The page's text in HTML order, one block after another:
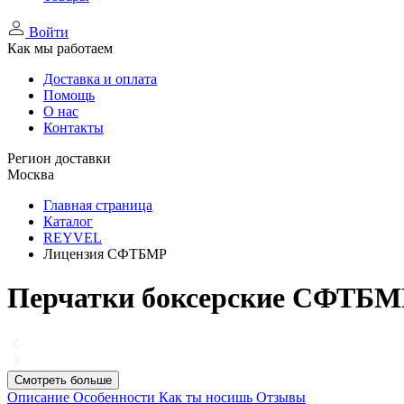
Войти
Как мы работаем
Доставка и оплата
Помощь
О нас
Контакты
Регион доставки
Москва
Главная страница
Каталог
REYVEL
Лицензия СФТБМР
Перчатки боксерские
Смотреть больше
Описание Особенности Как ты носишь Отзывы